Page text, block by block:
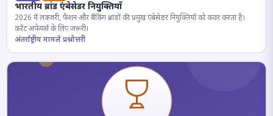
भारतीय ब्रांड एंबेसेडर नियुक्तियाँ
2026 में लक्जरी, फैशन और बैंकिंग ब्रांडों की प्रमुख एंबेसेडर नियुक्तियों को कवर करता है।
करेंट अफेयर्स के लिए जरूरी।
अंतर्राष्ट्रीय मामले प्रश्नोत्तरी